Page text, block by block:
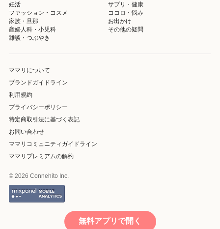
妊活
サプリ・健康
ファッション・コスメ
ココロ・悩み
家族・旦那
お出かけ
産婦人科・小児科
その他の疑問
雑談・つぶやき
ママリについて
ブランドガイドライン
利用規約
プライバシーポリシー
特定商取引法に基づく表記
お問い合わせ
ママリコミュニティガイドライン
ママリプレミアムの解約
© 2026 Connehito Inc.
無料アプリで開く